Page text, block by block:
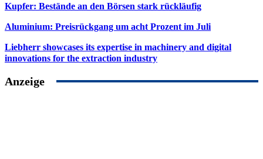
Kupfer: Bestände an den Börsen stark rückläufig
Aluminium: Preisrückgang um acht Prozent im Juli
Liebherr showcases its expertise in machinery and digital
innovations for the extraction industry
Anzeige